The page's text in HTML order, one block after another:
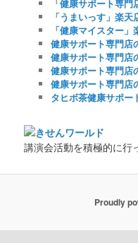
「健康サポート専門
「うまいっす」楽天
「健康マイスター」
健康サポート専門店
健康サポート専門店
健康サポート専門店
健康サポート専門店
タヒボ茶健康サポー
講演会活動を積極的に行
Proudly